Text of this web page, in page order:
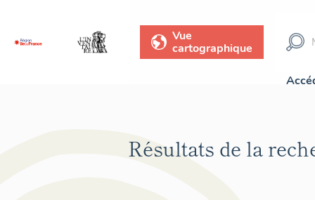
Vue
cartographique
Résultats de la